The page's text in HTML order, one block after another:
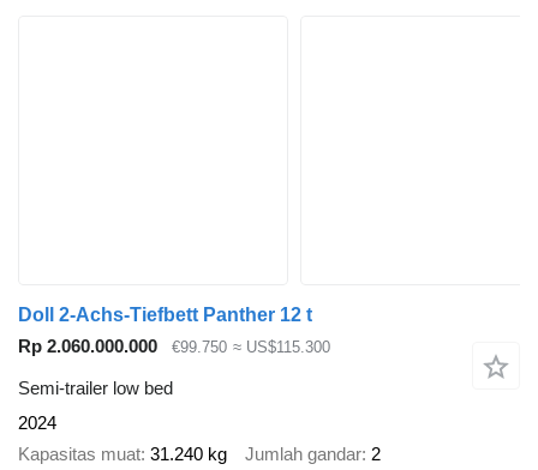
Doll 2-Achs-Tiefbett Panther 12 t
Rp 2.060.000.000
€99.750 ≈ US$115.300
Semi-trailer low bed
2024
Kapasitas muat 31.240 kg Jumlah gandar 2